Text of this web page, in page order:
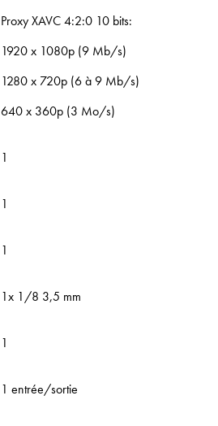
Proxy XAVC 4:2:0 10 bits:
1920 x 1080p (9 Mb/s)
1280 x 720p (6 à 9 Mb/s)
640 x 360p (3 Mo/s)
1
1
1
1x 1/8 3,5 mm
1
1 entrée/sortie